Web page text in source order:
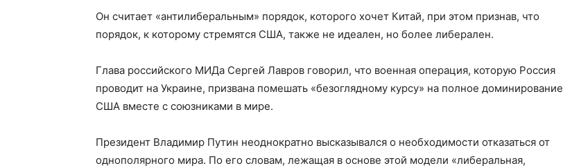
Он считает «антилиберальным» порядок, которого хочет Китай, при этом признав, что
порядок, к которому стремятся США, также не идеален, но более либерален.
Глава российского МИДа Сергей Лавров говорил, что военная операция, которую Россия
проводит на Украине, призвана помешать «безоглядному курсу» на полное доминирование
США вместе с союзниками в мире.
Президент Владимир Путин неоднократно высказывался о необходимости отказаться от
однополярного мира. По его словам, лежащая в основе этой модели «либеральная,